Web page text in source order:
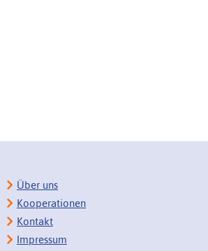
Über uns
Kooperationen
Kontakt
Impressum